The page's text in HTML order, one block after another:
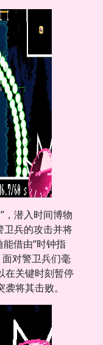
，潜入时间博物
卫兵的攻击并将
借由“时钟指
对警卫兵们毫
在关键时刻暂停
将其击败。